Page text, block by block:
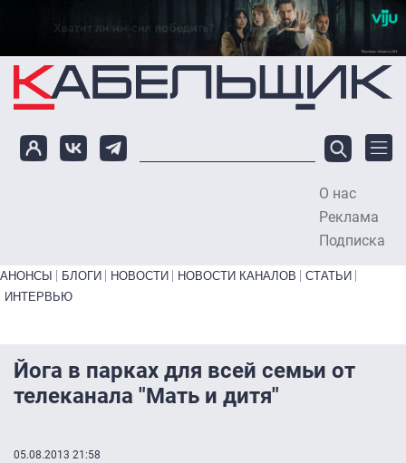
Перейти к основному содержанию
О нас
Реклама
Подписка
Primary links bottom
АНОНСЫ БЛОГИ НОВОСТИ НОВОСТИ КАНАЛОВ
СТАТЬИ
ИНТЕРВЬЮ
Йога в парках для всей семьи от
телеканала "Мать и дитя"
05.08.2013 21:58